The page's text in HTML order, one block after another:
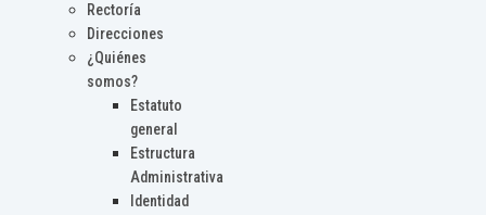
Rectoría
Direcciones
¿Quiénes
somos?
Estatuto
general
Estructura
Administrativa
Identidad